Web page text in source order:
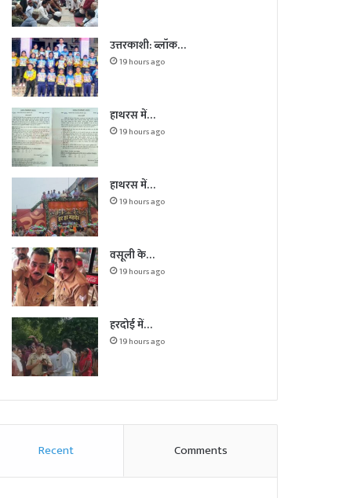
उत्तरकाशी: ब्लॉक…
19 hours ago
हाथरस में…
19 hours ago
हाथरस में…
19 hours ago
वसूली के…
19 hours ago
हरदोई में…
19 hours ago
Recent Comments